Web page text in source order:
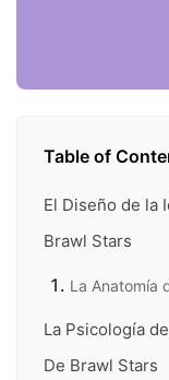
Table of
El Diseño de la
Brawl Stars
La Anatomía
La Psicología
De Brawl Stars